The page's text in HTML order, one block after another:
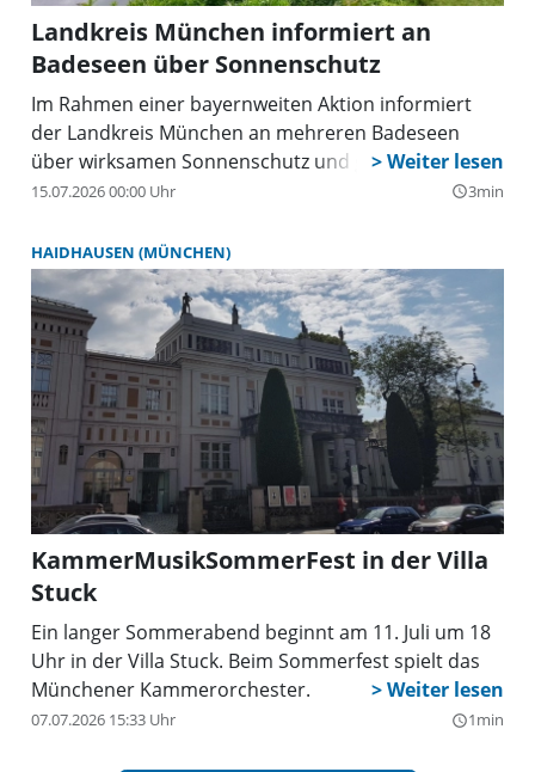
Landkreis München informiert an
Badeseen über Sonnenschutz
Im Rahmen einer bayernweiten Aktion informiert
der Landkreis München an mehreren Badeseen
über wirksamen Sonnenschutz und gesundheitliche
Prävention.
15.07.2026 00:00 Uhr query_builder3min
HAIDHAUSEN (MÜNCHEN)
KammerMusikSommerFest in der Villa
Stuck
Ein langer Sommerabend beginnt am 11. Juli um 18
Uhr in der Villa Stuck. Beim Sommerfest spielt das
Münchener Kammerorchester.
07.07.2026 15:33 Uhr query_builder1min